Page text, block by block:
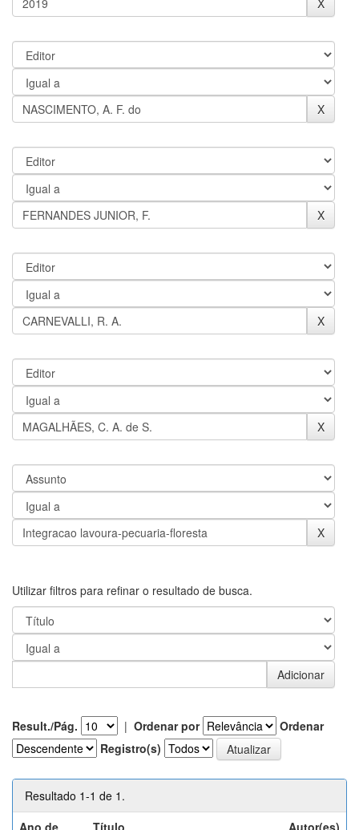
Utilizar filtros para refinar o resultado de busca.
Result./Pág. | Ordenar por
Ordenar
Registro(s)
Resultado 1-1 de 1.
Ano de
Título Autor(es)